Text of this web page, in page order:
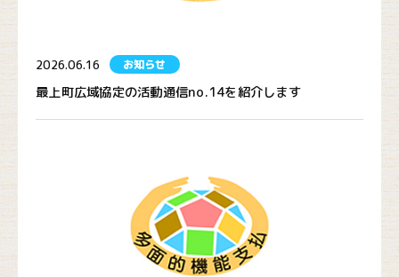
2026.06.16 お知らせ
最上町広域協定の活動通信no.14を紹介します